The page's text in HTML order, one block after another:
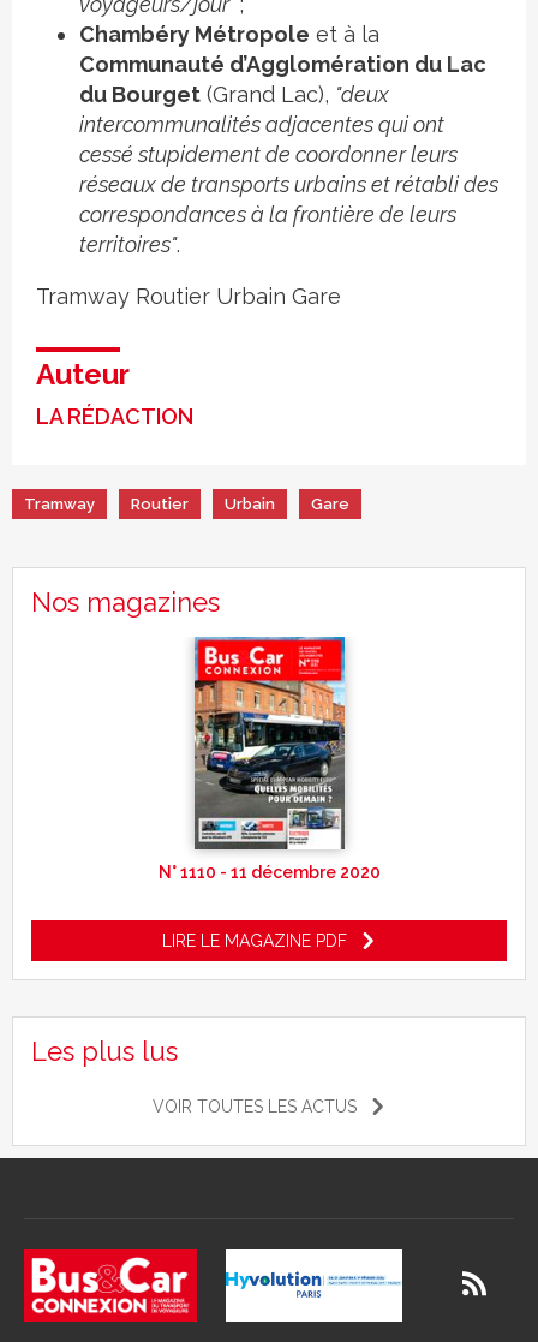
Chambéry Métropole et à la
Communauté d’Agglomération du Lac
du Bourget (Grand Lac), "deux
intercommunalités adjacentes qui ont
cessé stupidement de coordonner leurs
réseaux de transports urbains et rétabli des
correspondances à la frontière de leurs
territoires".
Tramway Routier Urbain Gare
Auteur
LA RÉDACTION
Tramway Routier Urbain Gare
Nos magazines
N° 1110 - 11 décembre 2020
LIRE LE MAGAZINE PDF
Les plus lus
VOIR TOUTES LES ACTUS